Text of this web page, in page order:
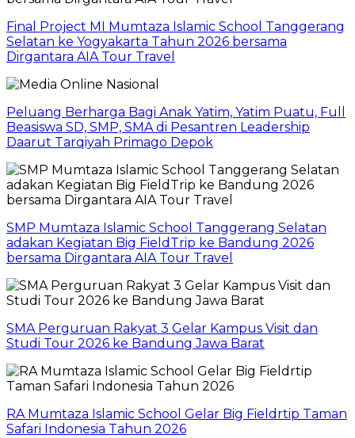
Final Project MI Mumtaza Islamic School Tanggerang
Selatan ke Yogyakarta Tahun 2026 bersama
Dirgantara AIA Tour Travel
Peluang Berharga Bagi Anak Yatim, Yatim Puatu, Full
Beasiswa SD, SMP, SMA di Pesantren Leadership
Daarut Tarqiyah Primago Depok
SMP Mumtaza Islamic School Tanggerang Selatan
adakan Kegiatan Big FieldTrip ke Bandung 2026
bersama Dirgantara AIA Tour Travel
SMA Perguruan Rakyat 3 Gelar Kampus Visit dan
Studi Tour 2026 ke Bandung Jawa Barat
RA Mumtaza Islamic School Gelar Big Fieldrtip Taman
Safari Indonesia Tahun 2026